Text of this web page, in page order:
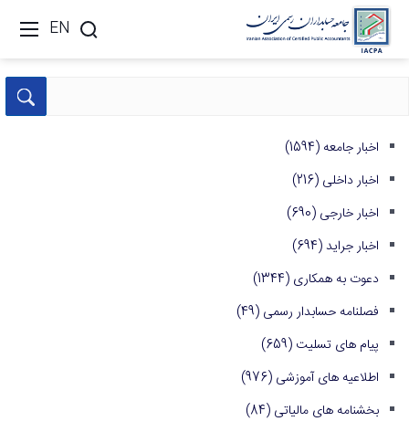
EN
اخبار جامعه (1594)
اخبار داخلی (216)
اخبار خارجی (690)
اخبار جراید(694)
دعوت به همکاری (1344)
فصلنامه حسابدار رسمی (49)
پیام های تسلیت (659)
اطلاعیه های آموزشی (976)
بخشنامه های مالیاتی (84)